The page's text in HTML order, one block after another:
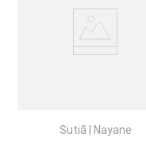
Sutiã Nayane